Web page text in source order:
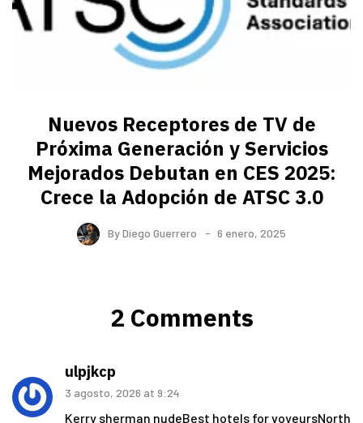
Nuevos Receptores de TV de
Próxima Generación y Servicios
Mejorados Debutan en CES 2025:
Crece la Adopción de ATSC 3.0
ByDiego Guerrero 6 enero, 2025
2 Comments
ulpjkcp
3 agosto, 2026 at 9:24
Kerry sherman nudeBest hotels for voyeursNorth